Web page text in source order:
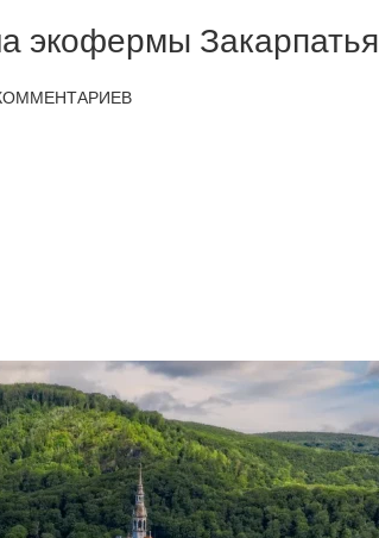
экофермы Закарпатья